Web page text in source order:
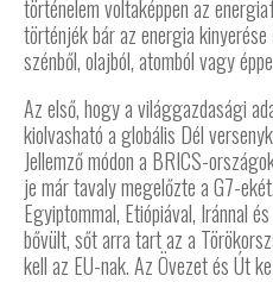
történelem voltaképpen az
történjék bár az energia
szénből, olajból, atomból vagy
Az első, hogy a világgazdasági
kiolvasható a globális Dél
Jellemző módon a BRICS-
je már tavaly megelőzte a G7-
Egyiptommal, Etiópiával, Iránnal
bővült, sőt arra tart az a
kell az EU-nak. Az Övezet és Út